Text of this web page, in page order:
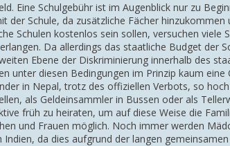
Eine Schulgebühr ist im Augenblick nur zu
Schule, da zusätzliche Fächer
Schulen kostenlos sein sollen, versuchen
Da allerdings das staatliche Budget der
Ebene der Diskriminierung innerhalb des
unter diesen Bedingungen im Prinzip kaum
in Nepal, trotz des offiziellen Verbots, so
als Geldeinsammler in Bussen oder als
früh zu heiraten, um auf diese Weise die
und Frauen möglich. Noch immer werden
da dies aufgrund der langen